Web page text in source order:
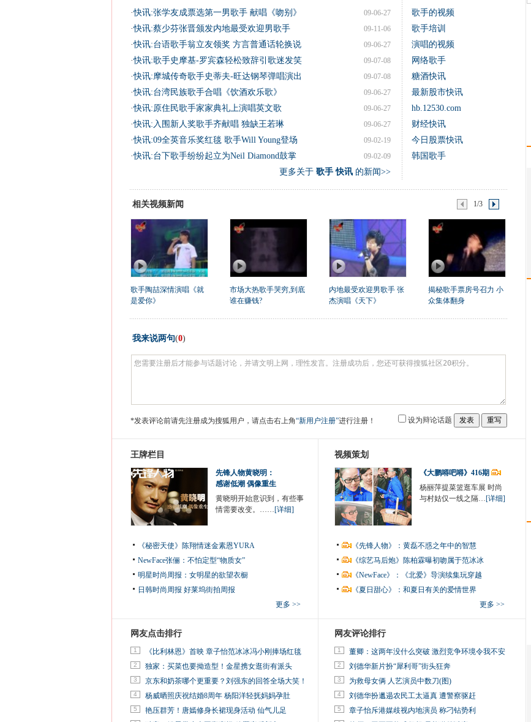
09-06-27
·快讯:张学友成票选第一男歌手 献唱《吻别》
09-11-06
·快讯:蔡少芬张晋颁发内地最受欢迎男歌手
09-06-27
·快讯:台语歌手翁立友领奖 方言普通话轮换说
09-07-08
·快讯:歌手史摩基-罗宾森轻松致辞引歌迷发笑
09-07-08
·快讯:摩城传奇歌手史蒂夫-旺达钢琴弹唱演出
09-06-27
·快讯:台湾民族歌手合唱《饮酒欢乐歌》
09-06-27
·快讯:原住民歌手家家典礼上演唱英文歌
09-06-27
·快讯:入围新人奖歌手齐献唱 独缺王若琳
09-02-19
·快讯:09全英音乐奖红毯 歌手Will Young登场
09-02-09
·快讯:台下歌手纷纷起立为Neil Diamond鼓掌
更多关于 歌手 快讯的新闻>>
歌手的视频
歌手培训
演唱的视频
网络歌手
糖酒快讯
最新股市快讯
hb.12530.com
财经快讯
今日股票快讯
韩国歌手
相关视频新闻 1/3
歌手陶喆深情演唱《就
是爱你》
市场大热歌手哭穷,到底
谁在赚钱?
内地最受欢迎男歌手 张
杰演唱《天下》
揭秘歌手票房号召力 小
众集体翻身
我来说两句(0)
*发表评论前请先注册成为搜狐用户，请点击右上角“新用户注册”进行注册！ 设为辩论话题
王牌栏目
先锋人物黄晓明：
感谢低潮 偶像重生
黄晓明开始意识到，有些事
情需要改变。……[详细]
《秘密天使》陈翔情迷金素恩YURA
NewFace张俪：不怕定型“物质女”
明星时尚周报：女明星的欲望衣橱
日韩时尚周报 好莱坞街拍周报
更多 >>
视频策划
《大鹏嘚吧嘚》416期
杨丽萍提菜篮逛车展 时尚
与村姑仅一线之隔…[详细]
《先锋人物》：黄磊不惑之年中的智慧
《综艺马后炮》陈柏霖曝初吻属于范冰冰
《NewFace》：《北爱》导演续集玩穿越
《夏日甜心》：和夏日有关的爱情世界
更多 >>
网友点击排行
1 《比利林恩》首映 章子怡范冰冰冯小刚捧场红毯
2 独家：买菜也要拗造型！金星携女逛街有派头
3 京东和奶茶哪个更重要？刘强东的回答全场大笑！
4 杨威晒照庆祝结婚8周年 杨阳洋轻抚妈妈孕肚
5 艳压群芳！唐嫣修身长裙现身活动 仙气儿足
网友评论排行
1 董卿：这两年没什么突破 激烈竞争环境令我不安
2 刘德华新片扮“犀利哥”街头狂奔
3 为救母女俩 人艺演员中数刀(图)
4 刘德华扮邋遢农民工太逼真 遭警察驱赶
5 章子怡斥港媒歧视内地演员 称刁钻势利